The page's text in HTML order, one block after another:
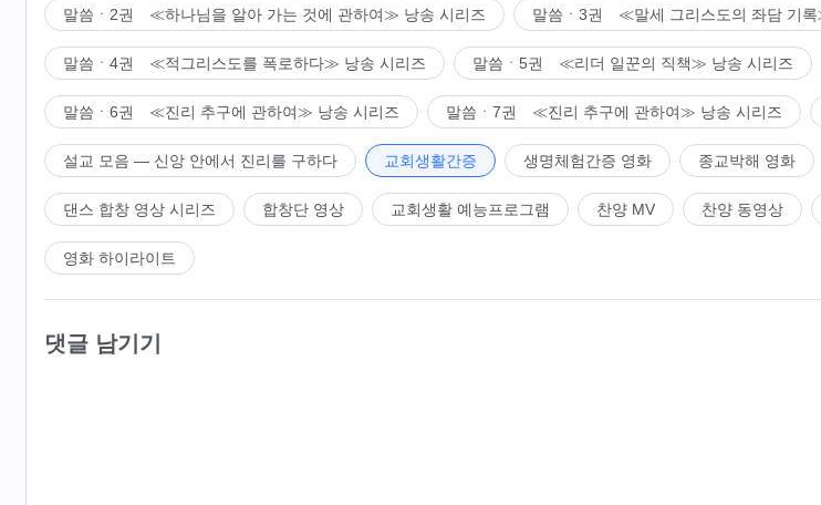
말씀ㆍ2권 ≪하나님을 알아 가는 것에 관하여≫ 낭송 시리즈 말씀ㆍ3권 ≪말세 그리스도의 좌담 기
말씀ㆍ4권 ≪적그리스도를 폭로하다≫ 낭송 시리즈 말씀ㆍ5권 ≪리더 일꾼의 직책≫ 낭송 시리즈
말씀ㆍ6권 ≪진리 추구에 관하여≫ 낭송 시리즈 말씀ㆍ7권 ≪진리 추구에 관하여≫ 낭송 시리즈
설교 모음 ― 신앙 안에서 진리를 구하다 교회생활간증 생명체험간증 영화 종교박해 영화
댄스 합창 영상 시리즈 합창단 영상 교회생활 예능프로그램 찬양 MV 찬양 동영상
영화 하이라이트
댓글 남기기